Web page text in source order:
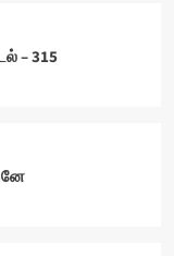
– 315